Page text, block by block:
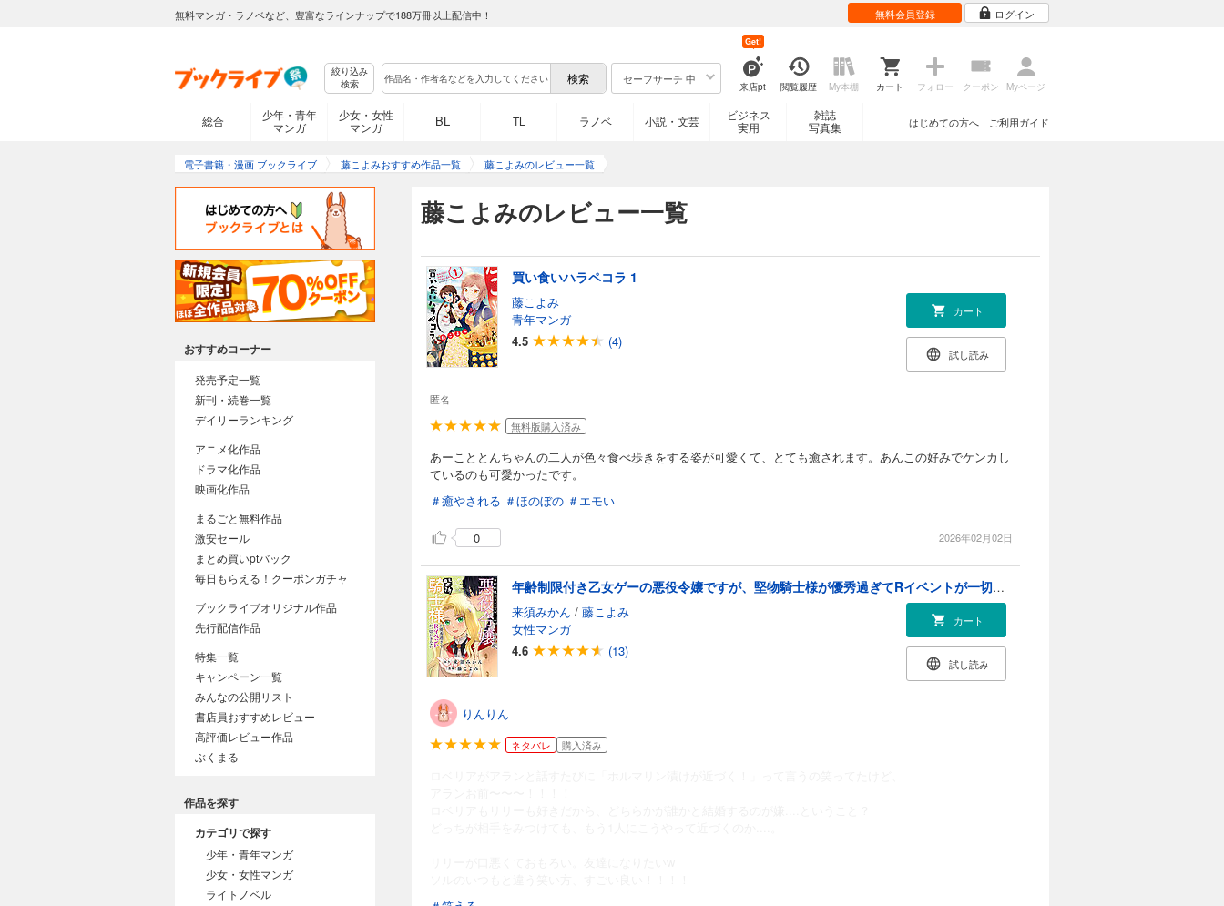
無料マンガ・ラノベなど、豊富なラインナップで188万冊以上配信中！ 無料会員登録 ログイン
絞り込み
検索
セーフサーチ 中
来店pt
Get!
閲覧履歴 My本棚 カート フォロー クーポン Myページ
総合
少年・青年
マンガ
少女・女性
マンガ
BL TL ラノベ 小説・文芸
ビジネス
実用
雑誌
写真集
ご利用ガイド
はじめての方へ
電子書籍・漫画 ブックライブ 藤こよみおすすめ作品一覧 藤こよみのレビュー一覧
藤こよみのレビュー一覧
買い食いハラペコラ 1
藤こよみ
青年マンガ
4.5
(4)
カート
試し読み
匿名
無料版購入済み
あーこととんちゃんの二人が色々食べ歩きをする姿が可愛くて、とても癒されます。あんこの好みでケンカし
ているのも可愛かったです。
＃癒やされる ＃ほのぼの ＃エモい
0 2026年02月02日
年齢制限付き乙女ゲーの悪役令嬢ですが、堅物騎士様が優秀過ぎてRイベントが一切おきない【電子限定特典付き】 (4)
来須みかん / 藤こよみ
女性マンガ
4.6
(13)
カート
試し読み
りんりん
ネタバレ 購入済み
おすすめコーナー
発売予定一覧
新刊・続巻一覧
デイリーランキング
アニメ化作品
ドラマ化作品
映画化作品
まるごと無料作品
激安セール
まとめ買いptバック
毎日もらえる！クーポンガチャ
ブックライブオリジナル作品
先行配信作品
特集一覧
キャンペーン一覧
みんなの公開リスト
書店員おすすめレビュー
高評価レビュー作品
ぶくまる
作品を探す
カテゴリで探す
少年・青年マンガ
少女・女性マンガ
ライトノベル